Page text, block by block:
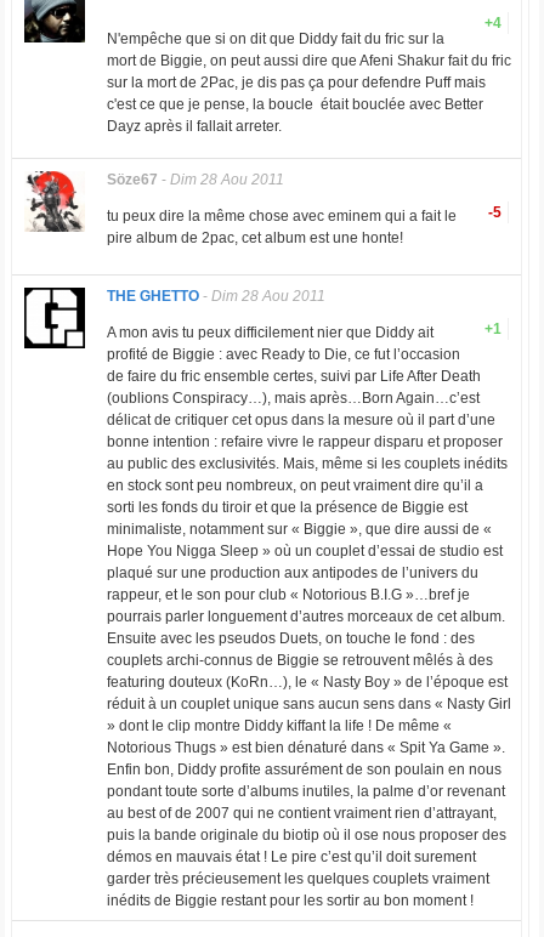
+4
N'empêche que si on dit que Diddy fait du fric sur la
mort de Biggie, on peut aussi dire que Afeni Shakur fait du fric
sur la mort de 2Pac, je dis pas ça pour defendre Puff mais
c'est ce que je pense, la boucle était bouclée avec Better
Dayz après il fallait arreter.
Söze67 - Dim 28 Aou 2011
-5
tu peux dire la même chose avec eminem qui a fait le
pire album de 2pac, cet album est une honte!
THE GHETTO- Dim 28 Aou 2011
+1
A mon avis tu peux difficilement nier que Diddy ait
profité de Biggie : avec Ready to Die, ce fut l’occasion
de faire du fric ensemble certes, suivi par Life After Death
(oublions Conspiracy…), mais après…Born Again…c’est
délicat de critiquer cet opus dans la mesure où il part d’une
bonne intention : refaire vivre le rappeur disparu et proposer
au public des exclusivités. Mais, même si les couplets inédits
en stock sont peu nombreux, on peut vraiment dire qu’il a
sorti les fonds du tiroir et que la présence de Biggie est
minimaliste, notamment sur « Biggie », que dire aussi de «
Hope You Nigga Sleep » où un couplet d’essai de studio est
plaqué sur une production aux antipodes de l’univers du
rappeur, et le son pour club « Notorious B.I.G »…bref je
pourrais parler longuement d’autres morceaux de cet album.
Ensuite avec les pseudos Duets, on touche le fond : des
couplets archi-connus de Biggie se retrouvent mêlés à des
featuring douteux (KoRn…), le « Nasty Boy » de l’époque est
réduit à un couplet unique sans aucun sens dans « Nasty Girl
» dont le clip montre Diddy kiffant la life ! De même «
Notorious Thugs » est bien dénaturé dans « Spit Ya Game ».
Enfin bon, Diddy profite assurément de son poulain en nous
pondant toute sorte d’albums inutiles, la palme d’or revenant
au best of de 2007 qui ne contient vraiment rien d’attrayant,
puis la bande originale du biotip où il ose nous proposer des
démos en mauvais état ! Le pire c’est qu’il doit surement
garder très précieusement les quelques couplets vraiment
inédits de Biggie restant pour les sortir au bon moment !